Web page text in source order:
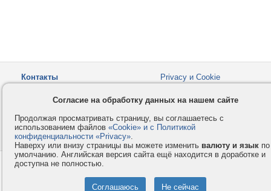
Контакты
Privacy и Cookie
Как оплатить
Форумы
© 2008-2026VMESTE.EU
Согласие на обработку данных на нашем сайте
Продолжая просматривать страницу, вы соглашаетесь с
использованием файлов «Cookie» и с Политикой
конфиденциальности «Privacy».
Наверху или внизу страницы вы можете изменить валюту и язык по
умолчанию. Английская версия сайта ещё находится в доработке и
доступна не полностью.